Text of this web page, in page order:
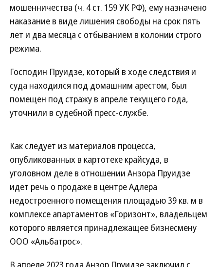
мошенничества (ч. 4 ст. 159 УК РФ), ему назначено
наказание в виде лишения свободы на срок пять
лет и два месяца с отбыванием в колонии строго
режима.
Господин Пруидзе, который в ходе следствия и
суда находился под домашним арестом, был
помещен под стражу в апреле текущего года,
уточнили в судебной пресс-службе.
Как следует из материалов процесса,
опубликованных в картотеке крайсуда, в
уголовном деле в отношении Анзора Пруидзе
идет речь о продаже в центре Адлера
недостроенного помещения площадью 39 кв. м в
комплексе апартаментов «Горизонт», владельцем
которого является принадлежащее бизнесмену
ООО «Альбатрос».
В апреле 2023 года Анзор Пруидзе заключил с